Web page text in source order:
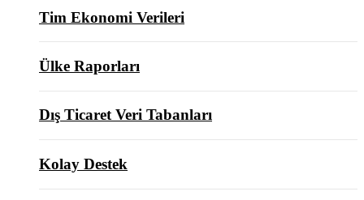
Tim Ekonomi Verileri
Ülke Raporları
Dış Ticaret Veri Tabanları
Kolay Destek